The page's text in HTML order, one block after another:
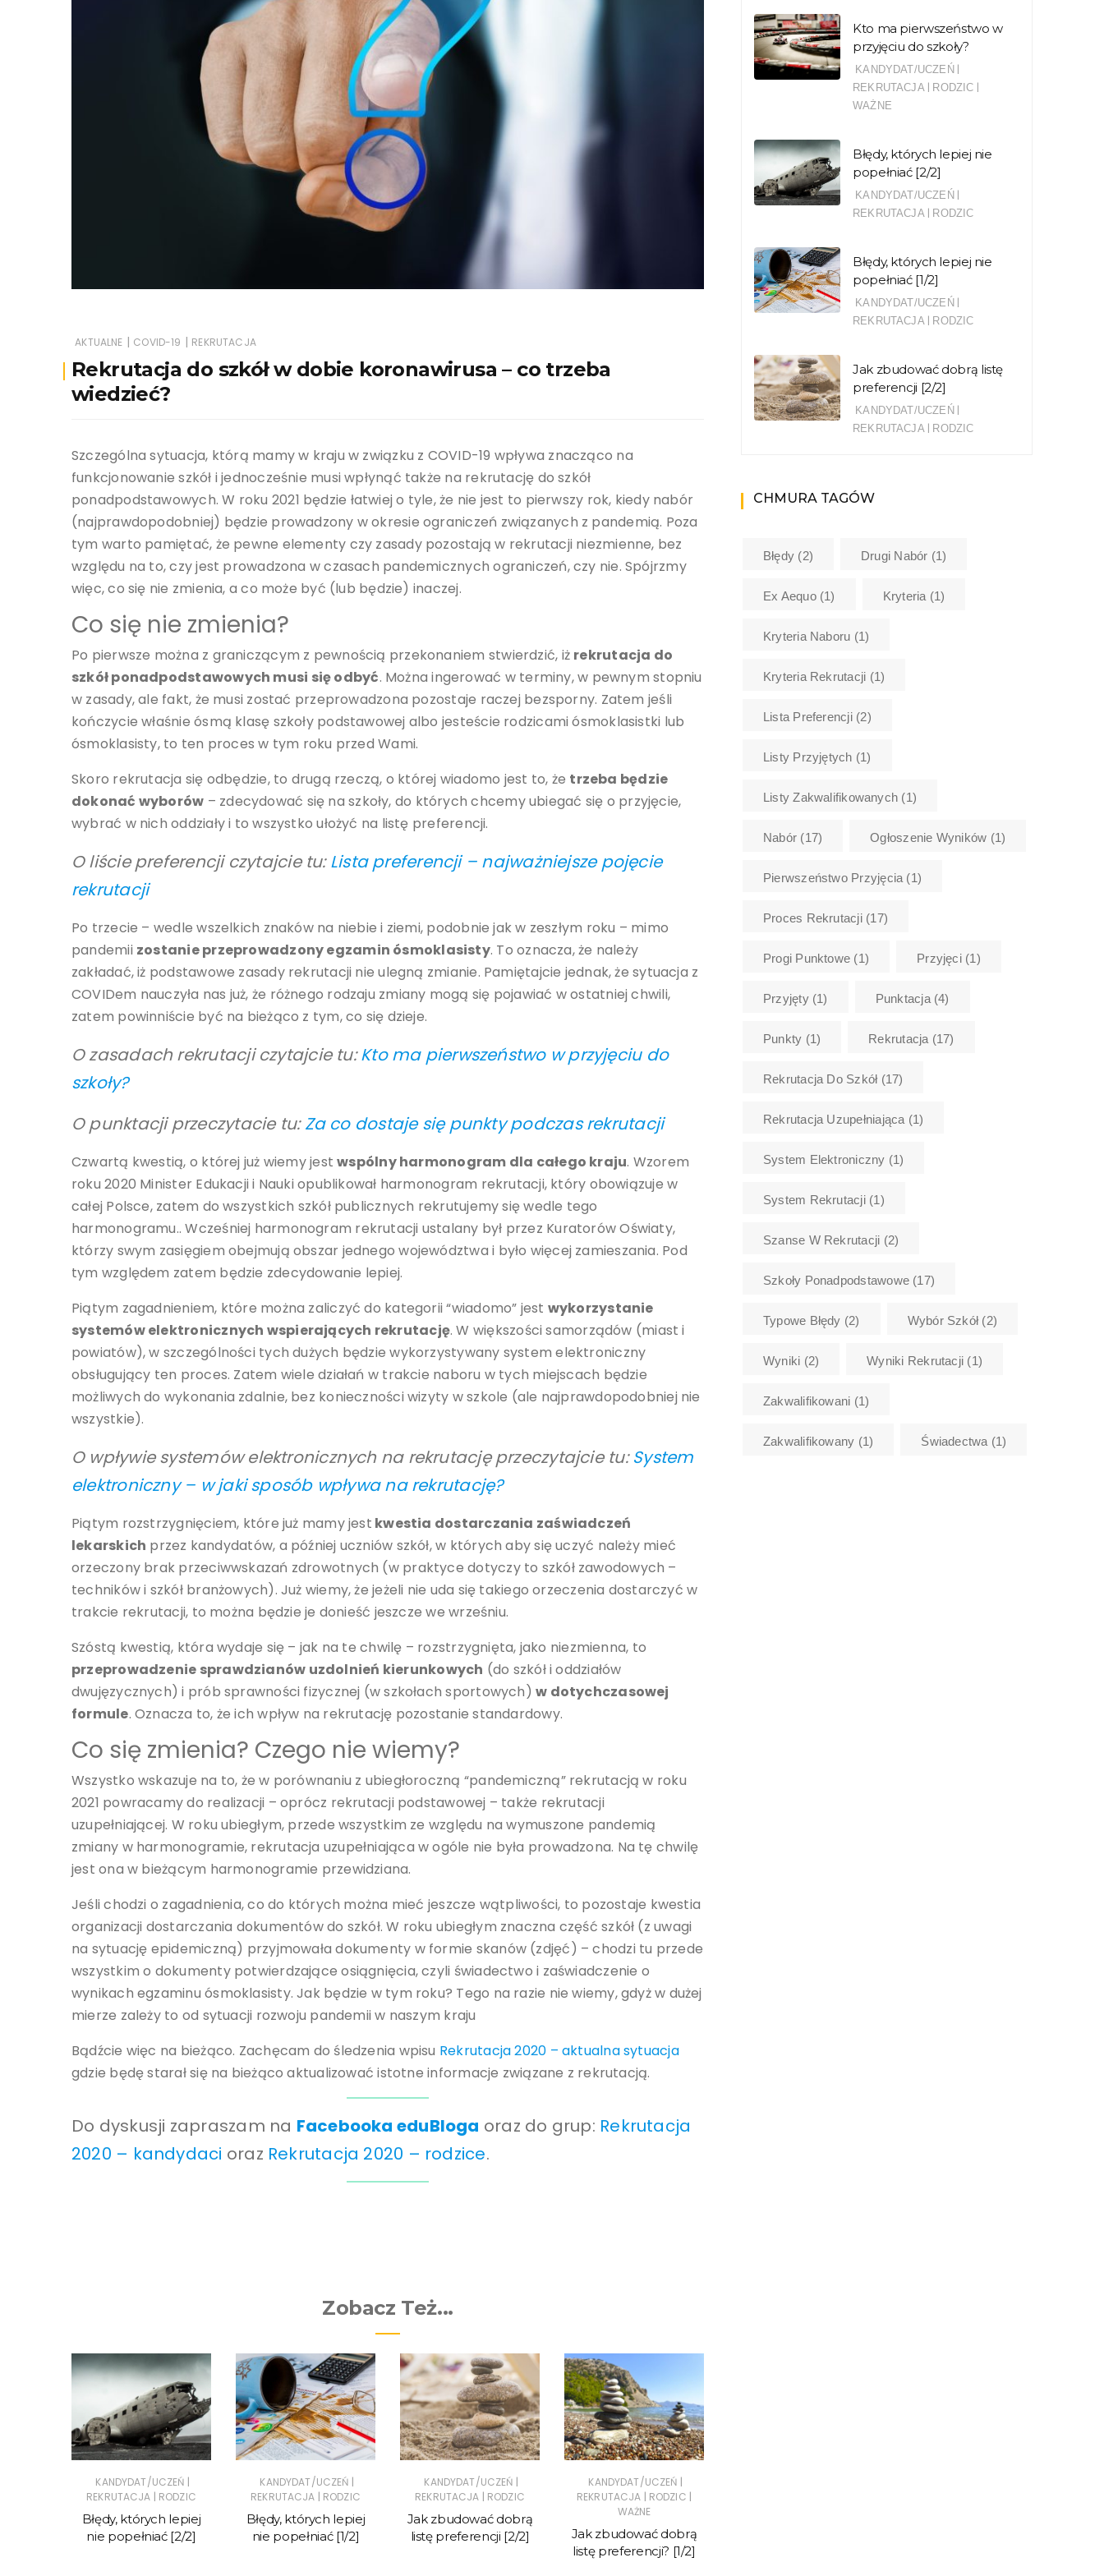
AKTUALNE | COVID-19 | REKRUTACJA
Rekrutacja do szkół w dobie koronawirusa – co trzeba
wiedzieć?
Szczególna sytuacja, którą mamy w kraju w związku z COVID-19 wpływa znacząco na
funkcjonowanie szkół i jednocześnie musi wpłynąć także na rekrutację do szkół
ponadpodstawowych. W roku 2021 będzie łatwiej o tyle, że nie jest to pierwszy rok, kiedy nabór
(najprawdopodobniej) będzie prowadzony w okresie ograniczeń związanych z pandemią. Poza
tym warto pamiętać, że pewne elementy czy zasady pozostają w rekrutacji niezmienne, bez
względu na to, czy jest prowadzona w czasach pandemicznych ograniczeń, czy nie. Spójrzmy
więc, co się nie zmienia, a co może być (lub będzie) inaczej.
Co się nie zmienia?
Po pierwsze można z graniczącym z pewnością przekonaniem stwierdzić, iż rekrutacja do
szkół ponadpodstawowych musi się odbyć. Można ingerować w terminy, w pewnym stopniu
w zasady, ale fakt, że musi zostać przeprowadzona pozostaje raczej bezsporny. Zatem jeśli
kończycie właśnie ósmą klasę szkoły podstawowej albo jesteście rodzicami ósmoklasistki lub
ósmoklasisty, to ten proces w tym roku przed Wami.
Skoro rekrutacja się odbędzie, to drugą rzeczą, o której wiadomo jest to, że trzeba będzie
dokonać wyborów – zdecydować się na szkoły, do których chcemy ubiegać się o przyjęcie,
wybrać w nich oddziały i to wszystko ułożyć na listę preferencji.
O liście preferencji czytajcie tu:Lista preferencji – najważniejsze pojęcie
rekrutacji
Po trzecie – wedle wszelkich znaków na niebie i ziemi, podobnie jak w zeszłym roku – mimo
pandemii zostanie przeprowadzony egzamin ósmoklasisty. To oznacza, że należy
zakładać, iż podstawowe zasady rekrutacji nie ulegną zmianie. Pamiętajcie jednak, że sytuacja z
COVIDem nauczyła nas już, że różnego rodzaju zmiany mogą się pojawiać w ostatniej chwili,
zatem powinniście być na bieżąco z tym, co się dzieje.
O zasadach rekrutacji czytajcie tu:Kto ma pierwszeństwo w przyjęciu do
szkoły?
O punktacji przeczytacie tu:Za co dostaje się punkty podczas rekrutacji
Czwartą kwestią, o której już wiemy jestwspólny harmonogram dla całego kraju. Wzorem
roku 2020 Minister Edukacji i Nauki opublikował harmonogram rekrutacji, który obowiązuje w
całej Polsce, zatem do wszystkich szkół publicznych rekrutujemy się wedle tego
harmonogramu.. Wcześniej harmonogram rekrutacji ustalany był przez Kuratorów Oświaty,
którzy swym zasięgiem obejmują obszar jednego województwa i było więcej zamieszania. Pod
tym względem zatem będzie zdecydowanie lepiej.
Piątym zagadnieniem, które można zaliczyć do kategorii “wiadomo” jest wykorzystanie
systemów elektronicznych wspierających rekrutację. W większości samorządów (miast i
powiatów), w szczególności tych dużych będzie wykorzystywany system elektroniczny
obsługujący ten proces. Zatem wiele działań w trakcie naboru w tych miejscach będzie
możliwych do wykonania zdalnie, bez konieczności wizyty w szkole (ale najprawdopodobniej nie
wszystkie).
O wpływie systemów elektronicznych na rekrutację przeczytajcie tu:System
elektroniczny – w jaki sposób wpływa na rekrutację?
Piątym rozstrzygnięciem, które już mamy jest kwestia dostarczania zaświadczeń
lekarskich przez kandydatów, a później uczniów szkół, w których aby się uczyć należy mieć
orzeczony brak przeciwwskazań zdrowotnych (w praktyce dotyczy to szkół zawodowych –
techników i szkół branżowych). Już wiemy, że jeżeli nie uda się takiego orzeczenia dostarczyć w
trakcie rekrutacji, to można będzie je donieść jeszcze we wrześniu.
Szóstą kwestią, która wydaje się – jak na te chwilę – rozstrzygnięta, jako niezmienna, to
przeprowadzenie sprawdzianów uzdolnień kierunkowych (do szkół i oddziałów
dwujęzycznych) i prób sprawności fizycznej (w szkołach sportowych)w dotychczasowej
formule. Oznacza to, że ich wpływ na rekrutację pozostanie standardowy.
Co się zmienia? Czego nie wiemy?
Wszystko wskazuje na to, że w porównaniu z ubiegłoroczną “pandemiczną” rekrutacją w roku
2021 powracamy do realizacji – oprócz rekrutacji podstawowej – także rekrutacji
uzupełniającej. W roku ubiegłym, przede wszystkim ze względu na wymuszone pandemią
zmiany w harmonogramie, rekrutacja uzupełniająca w ogóle nie była prowadzona. Na tę chwilę
jest ona w bieżącym harmonogramie przewidziana.
Jeśli chodzi o zagadnienia, co do których można mieć jeszcze wątpliwości, to pozostaje kwestia
organizacji dostarczania dokumentów do szkół. W roku ubiegłym znaczna część szkół (z uwagi
na sytuację epidemiczną) przyjmowała dokumenty w formie skanów (zdjęć) – chodzi tu przede
wszystkim o dokumenty potwierdzające osiągnięcia, czyli świadectwo i zaświadczenie o
wynikach egzaminu ósmoklasisty. Jak będzie w tym roku? Tego na razie nie wiemy, gdyż w dużej
mierze zależy to od sytuacji rozwoju pandemii w naszym kraju
Bądźcie więc na bieżąco. Zachęcam do śledzenia wpisu Rekrutacja 2020 – aktualna sytuacja
gdzie będę starał się na bieżąco aktualizować istotne informacje związane z rekrutacją.
Do dyskusji zapraszam na Facebooka eduBloga oraz do grup: Rekrutacja
2020 – kandydaci oraz Rekrutacja 2020 – rodzice.
Zobacz Też...
KANDYDAT/UCZEŃ |
REKRUTACJA | RODZIC
Błędy, których lepiej
nie popełniać [2/2]
KANDYDAT/UCZEŃ |
REKRUTACJA | RODZIC
Błędy, których lepiej
nie popełniać [1/2]
KANDYDAT/UCZEŃ |
REKRUTACJA | RODZIC
Jak zbudować dobrą
listę preferencji [2/2]
KANDYDAT/UCZEŃ |
REKRUTACJA | RODZIC |
WAŻNE
Jak zbudować dobrą
listę preferencji? [1/2]
Kto ma pierwszeństwo w
przyjęciu do szkoły?
KANDYDAT/UCZEŃ |
REKRUTACJA | RODZIC |
WAŻNE
Błędy, których lepiej nie
popełniać [2/2]
KANDYDAT/UCZEŃ |
REKRUTACJA | RODZIC
Błędy, których lepiej nie
popełniać [1/2]
KANDYDAT/UCZEŃ |
REKRUTACJA | RODZIC
Jak zbudować dobrą listę
preferencji [2/2]
KANDYDAT/UCZEŃ |
REKRUTACJA | RODZIC
CHMURA TAGÓW
Błędy (2) Drugi Nabór (1)
Ex Aequo(1) Kryteria (1)
Kryteria Naboru (1)
Kryteria Rekrutacji (1)
Lista Preferencji(2)
Listy Przyjętych (1)
Listy Zakwalifikowanych (1)
Nabór (17) Ogłoszenie Wyników (1)
Pierwszeństwo Przyjęcia (1)
Proces Rekrutacji(17)
Progi Punktowe (1) Przyjęci(1)
Przyjęty(1) Punktacja(4)
Punkty (1) Rekrutacja (17)
Rekrutacja Do Szkół(17)
Rekrutacja Uzupełniająca (1)
System Elektroniczny (1)
System Rekrutacji(1)
Szanse W Rekrutacji (2)
Szkoły Ponadpodstawowe(17)
Typowe Błędy (2) Wybór Szkół(2)
Wyniki (2) Wyniki Rekrutacji (1)
Zakwalifikowani (1)
Zakwalifikowany (1) Świadectwa (1)